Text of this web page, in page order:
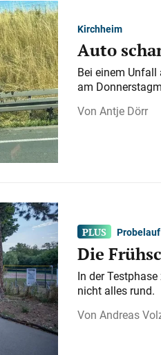
Kirchheim
Auto
Bei einem
am
Antje Dörr
Probelauf
Die
In der
nicht alles rund.
Andreas